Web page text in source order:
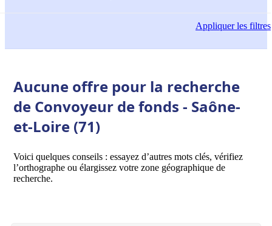
Appliquerles filtres
Aucune offre pour la recherche
de Convoyeur de fonds - Saône-
et-Loire (71)
Voici quelques conseils : essayez d’autres mots clés, vérifiez
l’orthographe ou élargissez votre zone géographique de
recherche.